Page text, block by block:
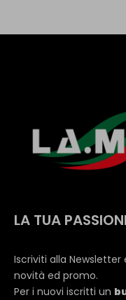
LA TUA
Iscriviti alla
novità ed promo.
Per i nuovi iscritti un